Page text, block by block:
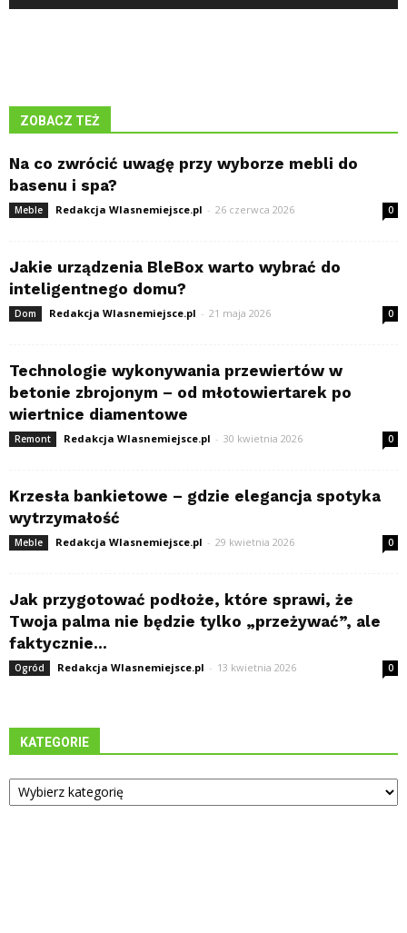
ZOBACZ TEŻ
Na co zwrócić uwagę przy wyborze mebli do
basenu i spa?
Meble Redakcja Wlasnemiejsce.pl - 26 czerwca 2026 0
Jakie urządzenia BleBox warto wybrać do
inteligentnego domu?
Dom Redakcja Wlasnemiejsce.pl - 21 maja 2026 0
Technologie wykonywania przewiertów w
betonie zbrojonym – od młotowiertarek po
wiertnice diamentowe
Remont Redakcja Wlasnemiejsce.pl - 30 kwietnia 2026 0
Krzesła bankietowe – gdzie elegancja spotyka
wytrzymałość
Meble Redakcja Wlasnemiejsce.pl - 29 kwietnia 2026 0
Jak przygotować podłoże, które sprawi, że
Twoja palma nie będzie tylko „przeżywać”, ale
faktycznie...
Ogród Redakcja Wlasnemiejsce.pl - 13 kwietnia 2026 0
KATEGORIE
Kategorie